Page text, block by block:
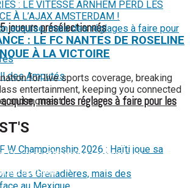
joueurs présélectionnés
des Amputés
mais des réglages à faire pour les
: LE FC NANTES DE ROSELINE
À LA VICTOIRE
for live sports coverage, breaking
entertainment, keeping you connected
and moment.
SC : une célébration marquée par